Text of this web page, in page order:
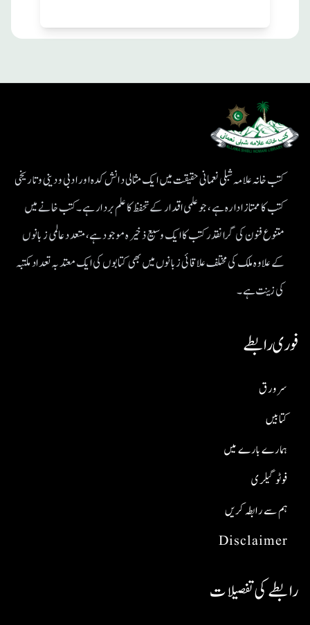
کتب خانہ علامہ شبلی نعمانی حقیقت میں ایک مثالی دانش کدہ اور ادبی ودینی و تاریخی
کتب کا ممتاز ادارہ ہے، جو علمی اقدار کے تحفظ کا علم بردار ہے۔کتب خانے میں
متنوع فنون کی گرانقدر کتب کا ایک وسیع ذخیرہ موجود ہے، متعدد عالمی زبانوں
کے علاوہ ملک کی مختلف علاقائی زبانوں میں بھی کتابوں کی ایک معتد بہ تعداد مکتبہ
کی زینت ہے۔
فوری رابطے
Disclaimer
ہم سے رابطہ کریں
فوٹو گیلری
ہمارے بارے میں
کتابیں
سر ورق
رابطے کی تفصیلات